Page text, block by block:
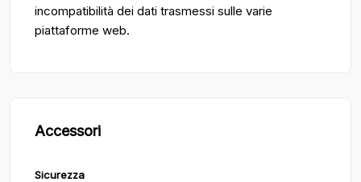
incompatibilità dei dati trasmessi sulle varie
piattaforme web.
Accessori
Sicurezza